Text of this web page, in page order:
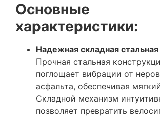
Основные
характеристики:
Надежная складная
Прочная стальная
поглощает вибрации от
асфальта, обеспечивая
Складной механизм
позволяет превратить